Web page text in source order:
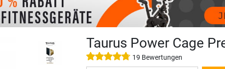
Taurus Power Cage
19 Bewertungen